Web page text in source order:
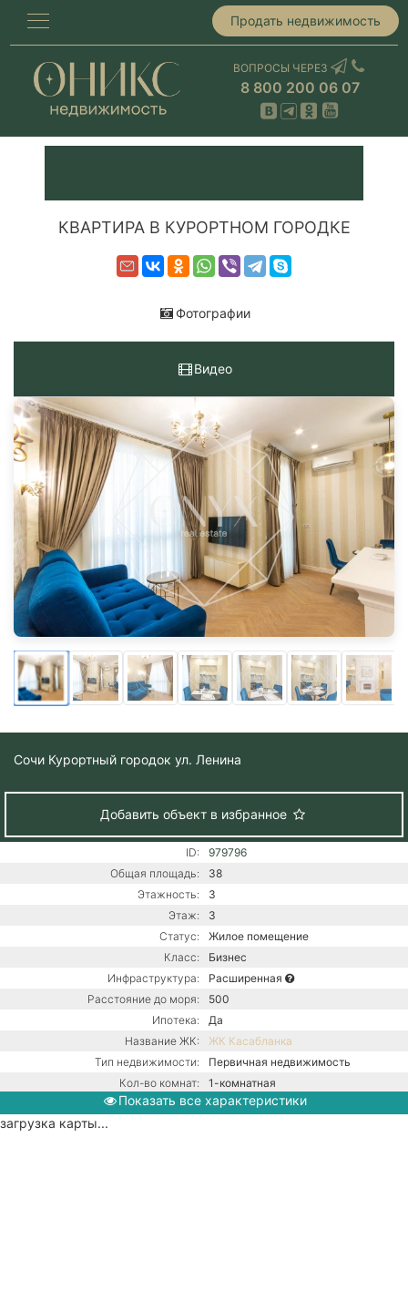
Продать недвижимость
ВОПРОСЫ ЧЕРЕЗ
8 800 200 06 07
КВАРТИРА В КУРОРТНОМ ГОРОДКЕ
Фотографии
Видео
Сочи Курортный городок ул. Ленина
Добавить объект в избранное
ID:
979796
Общая площадь:
38
Этажность:
3
Этаж:
3
Статус:
Жилое помещение
Класс:
Бизнес
Инфраструктура:
Расширенная
Расстояние до моря:
500
Ипотека:
Да
Название ЖК:
ЖК Касабланка
Тип недвижимости:
Первичная недвижимость
Кол-во комнат:
1-комнатная
Тип дома:
Монолитно-блочное
Показать все характеристики
загрузка карты...